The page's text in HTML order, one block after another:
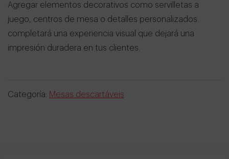
Agregar elementos decorativos como servilletas a
juego, centros de mesa o detalles personalizados
completará una experiencia visual que dejará una
impresión duradera en tus clientes.
Categoría: Mesas descartáveis